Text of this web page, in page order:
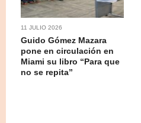
11 JULIO 2026
Guido Gómez Mazara
pone en circulación en
Miami su libro “Para que
no se repita”